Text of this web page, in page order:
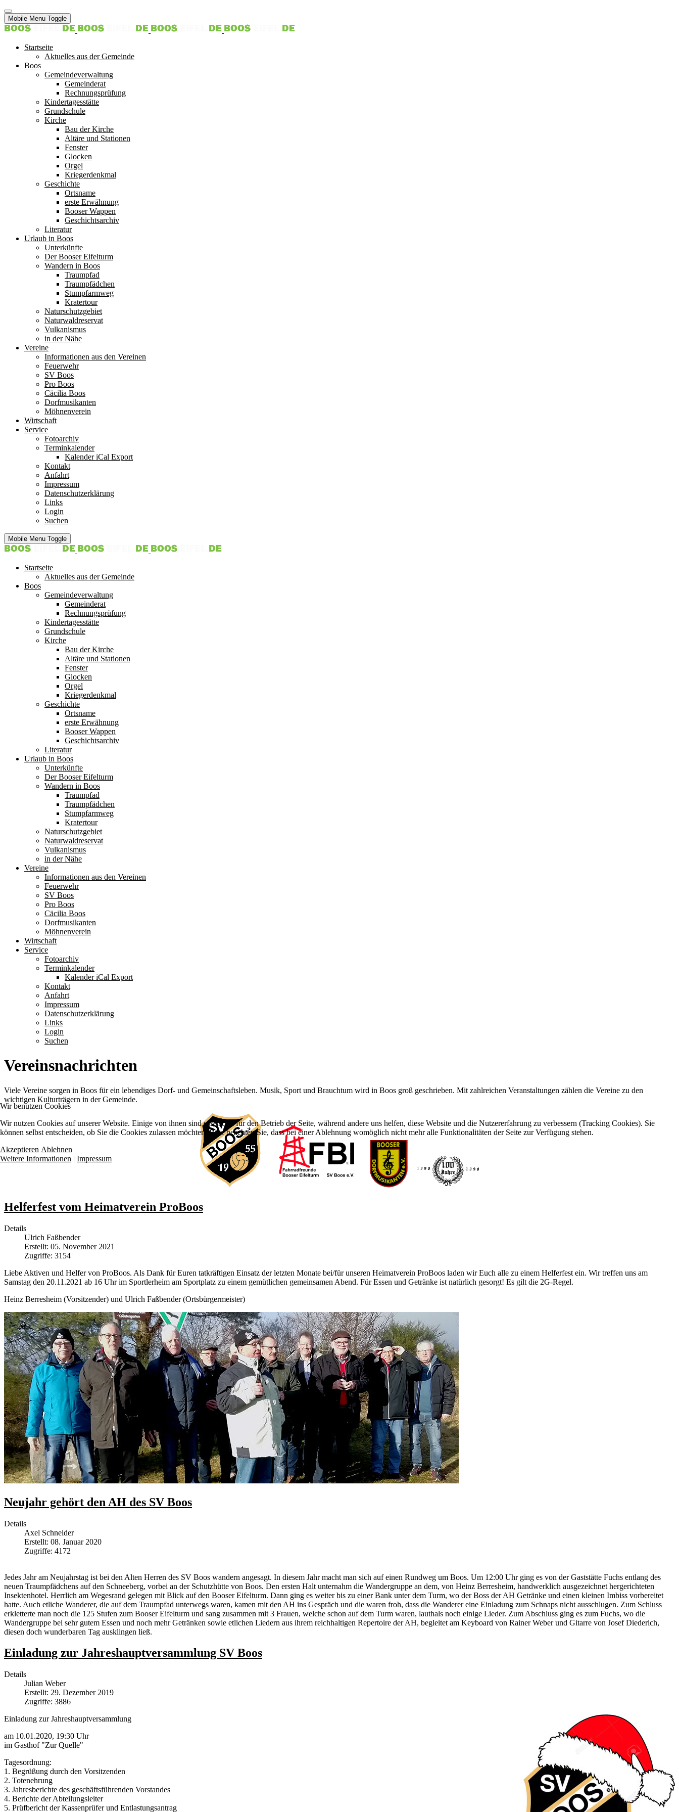
Mobile Menu Toggle
Startseite
Aktuelles aus der Gemeinde
Boos
Gemeindeverwaltung
Gemeinderat
Rechnungsprüfung
Kindertagesstätte
Grundschule
Kirche
Bau der Kirche
Altäre und Stationen
Fenster
Glocken
Orgel
Kriegerdenkmal
Geschichte
Ortsname
erste Erwähnung
Booser Wappen
Geschichtsarchiv
Literatur
Urlaub in Boos
Unterkünfte
Der Booser Eifelturm
Wandern in Boos
Traumpfad
Traumpfädchen
Stumpfarmweg
Kratertour
Naturschutzgebiet
Naturwaldreservat
Vulkanismus
in der Nähe
Vereine
Informationen aus den Vereinen
Feuerwehr
SV Boos
Pro Boos
Cäcilia Boos
Dorfmusikanten
Möhnenverein
Wirtschaft
Service
Fotoarchiv
Terminkalender
Kalender iCal Export
Kontakt
Anfahrt
Impressum
Datenschutzerklärung
Links
Login
Suchen
Mobile Menu Toggle
Startseite
Aktuelles aus der Gemeinde
Boos
Gemeindeverwaltung
Gemeinderat
Rechnungsprüfung
Kindertagesstätte
Grundschule
Kirche
Bau der Kirche
Altäre und Stationen
Fenster
Glocken
Orgel
Kriegerdenkmal
Geschichte
Ortsname
erste Erwähnung
Booser Wappen
Geschichtsarchiv
Literatur
Urlaub in Boos
Unterkünfte
Der Booser Eifelturm
Wandern in Boos
Traumpfad
Traumpfädchen
Stumpfarmweg
Kratertour
Naturschutzgebiet
Naturwaldreservat
Vulkanismus
in der Nähe
Vereine
Informationen aus den Vereinen
Feuerwehr
SV Boos
Pro Boos
Cäcilia Boos
Dorfmusikanten
Möhnenverein
Wirtschaft
Service
Fotoarchiv
Terminkalender
Kalender iCal Export
Kontakt
Anfahrt
Impressum
Datenschutzerklärung
Links
Login
Suchen
Vereinsnachrichten
Viele Vereine sorgen in Boos für ein lebendiges Dorf- und Gemeinschaftsleben. Musik, Sport und Brauchtum wird in Boos groß geschrieben. Mit zahlreichen Veranstaltungen zählen die Vereine zu den
wichtigen Kulturträgern in der Gemeinde.
Helferfest vom Heimatverein ProBoos
Details
Ulrich Faßbender
Erstellt: 05. November 2021
Zugriffe: 3154
Liebe Aktiven und Helfer von ProBoos. Als Dank für Euren tatkräftigen Einsatz der letzten Monate bei/für unseren Heimatverein ProBoos laden wir Euch alle zu einem Helferfest ein. Wir treffen uns am
Samstag den 20.11.2021 ab 16 Uhr im Sportlerheim am Sportplatz zu einem gemütlichen gemeinsamen Abend. Für Essen und Getränke ist natürlich gesorgt! Es gilt die 2G-Regel.
Heinz Berresheim (Vorsitzender) und Ulrich Faßbender (Ortsbürgermeister)
Neujahr gehört den AH des SV Boos
Details
Axel Schneider
Erstellt: 08. Januar 2020
Zugriffe: 4172
Jedes Jahr am Neujahrstag ist bei den Alten Herren des SV Boos wandern angesagt. In diesem Jahr macht man sich auf einen Rundweg um Boos. Um 12:00 Uhr ging es von der Gaststätte Fuchs entlang des
neuen Traumpfädchens auf den Schneeberg, vorbei an der Schutzhütte von Boos. Den ersten Halt unternahm die Wandergruppe an dem, von Heinz Berresheim, handwerklich ausgezeichnet hergerichteten
Insektenhotel. Herrlich am Wegesrand gelegen mit Blick auf den Booser Eifelturm. Dann ging es weiter bis zu einer Bank unter dem Turm, wo der Boss der AH Getränke und einen kleinen Imbiss vorbereitet
hatte. Auch etliche Wanderer, die auf dem Traumpfad unterwegs waren, kamen mit den AH ins Gespräch und die waren froh, dass die Wanderer eine Einladung zum Schnaps nicht ausschlugen. Zum Schluss
erkletterte man noch die 125 Stufen zum Booser Eifelturm und sang zusammen mit 3 Frauen, welche schon auf dem Turm waren, lauthals noch einige Lieder. Zum Abschluss ging es zum Fuchs, wo die
Wandergruppe bei sehr gutem Essen und noch mehr Getränken sowie etlichen Liedern aus ihrem reichhaltigen Repertoire der AH, begleitet am Keyboard von Rainer Weber und Gitarre von Josef Diederich,
diesen doch wunderbaren Tag ausklingen ließ.
Einladung zur Jahreshauptversammlung SV Boos
Details
Julian Weber
Erstellt: 29. Dezember 2019
Zugriffe: 3886
Einladung zur Jahreshauptversammlung
am 10.01.2020, 19:30 Uhr
im Gasthof "Zur Quelle"
Tagesordnung:
1. Begrüßung durch den Vorsitzenden
2. Totenehrung
3. Jahresberichte des geschäftsführenden Vorstandes
4. Berichte der Abteilungsleiter
5. Prüfbericht der Kassenprüfer und Entlastungsantrag
Wir benutzen Cookies
Wir nutzen Cookies auf unserer Website. Einige von ihnen sind essenziell für den Betrieb der Seite, während andere uns helfen, diese Website und die Nutzererfahrung zu verbessern (Tracking Cookies). Sie
können selbst entscheiden, ob Sie die Cookies zulassen möchten. Bitte beachten Sie, dass bei einer Ablehnung womöglich nicht mehr alle Funktionalitäten der Seite zur Verfügung stehen.
Akzeptieren Ablehnen
Weitere Informationen | Impressum